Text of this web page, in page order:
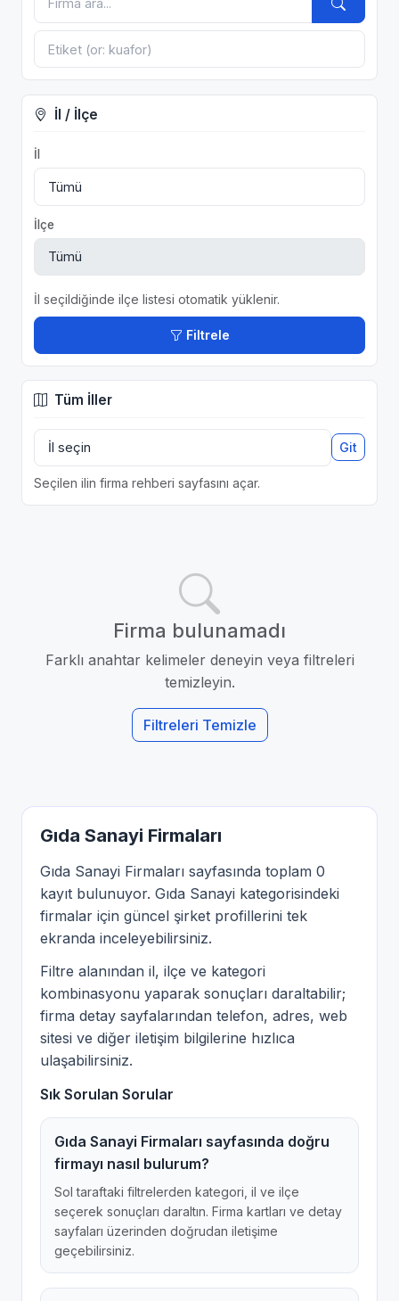
İl / İlçe
İl
İlçe
İl seçildiğinde ilçe listesi otomatik yüklenir.
Filtrele
Tüm İller
Git
Seçilen ilin firma rehberi sayfasını açar.
Firma bulunamadı
Farklı anahtar kelimeler deneyin veya filtreleri
temizleyin.
Filtreleri Temizle
Gıda Sanayi Firmaları
Gıda Sanayi Firmaları sayfasında toplam 0
kayıt bulunuyor. Gıda Sanayi kategorisindeki
firmalar için güncel şirket profillerini tek
ekranda inceleyebilirsiniz.
Filtre alanından il, ilçe ve kategori
kombinasyonu yaparak sonuçları daraltabilir;
firma detay sayfalarından telefon, adres, web
sitesi ve diğer iletişim bilgilerine hızlıca
ulaşabilirsiniz.
Sık Sorulan Sorular
Gıda Sanayi Firmaları sayfasında doğru
firmayı nasıl bulurum?
Sol taraftaki filtrelerden kategori, il ve ilçe
seçerek sonuçları daraltın. Firma kartları ve detay
sayfaları üzerinden doğrudan iletişime
geçebilirsiniz.